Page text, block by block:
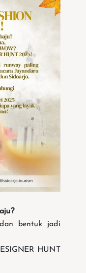
bentuk jadi
HUNT